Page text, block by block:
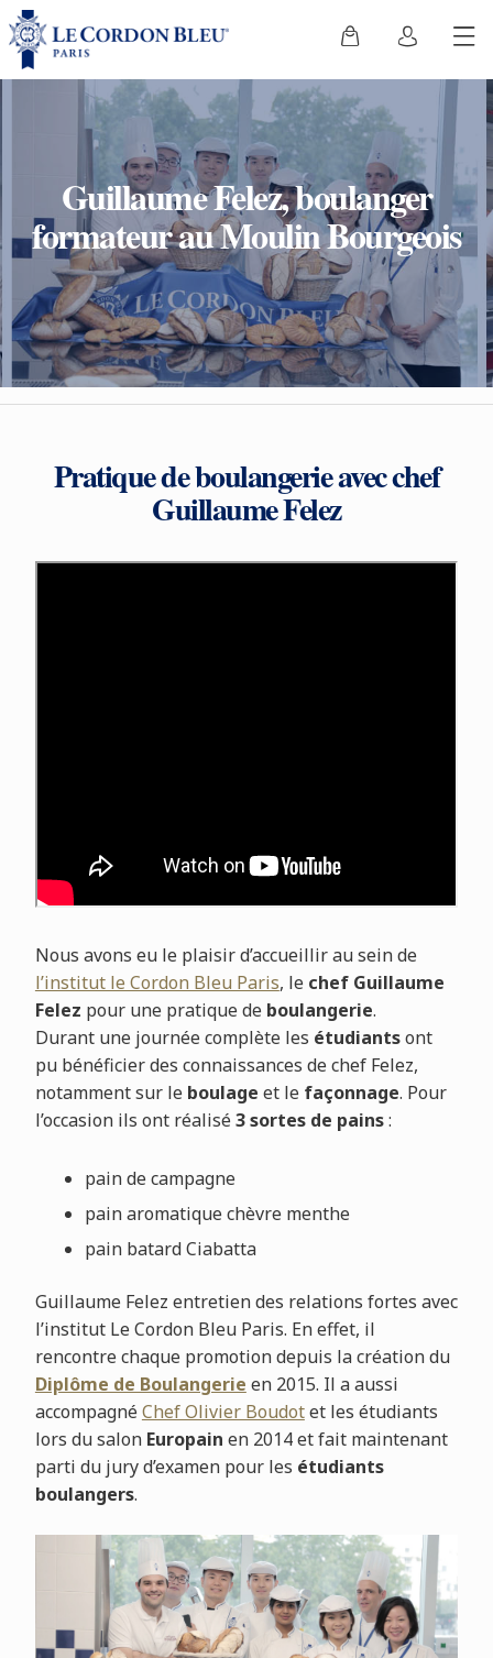
Guillaume Felez, boulanger
formateur au Moulin Bourgeois
Pratique de boulangerie avec chef
Guillaume Felez
Nous avons eu le plaisir d’accueillir au sein de
l’institut le Cordon Bleu Paris, le chef Guillaume
Felez pour une pratique de boulangerie.
Durant une journée complète les étudiantsont
pu bénéficier des connaissances de chef Felez,
notamment sur le boulage et lefaçonnage. Pour
l’occasion ils ont réalisé3 sortes de pains:
pain de campagne
pain aromatique chèvre menthe
pain batard Ciabatta
Guillaume Felez entretien des relations fortes avec
l’institut Le Cordon Bleu Paris. En effet, il
rencontre chaque promotion depuis la création du
Diplôme de Boulangerie en 2015. Il a aussi
accompagnéChef Olivier Boudotet les étudiants
lors du salon Europain en 2014 et fait maintenant
parti du jury d’examen pour les étudiants
boulangers.